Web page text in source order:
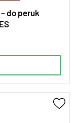
do peruk